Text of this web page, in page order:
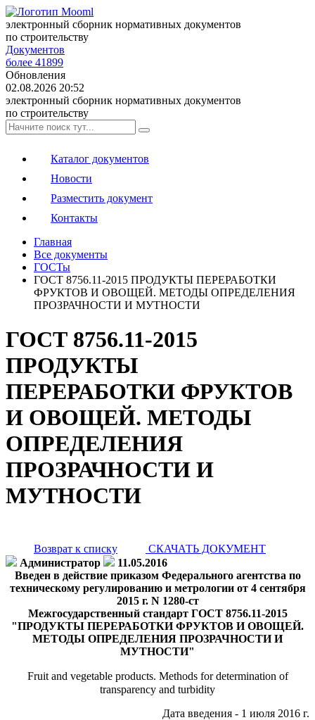
электронный сборник нормативных документов
по строительству
Документов
более 41899
Обновления
02.08.2026 20:52
электронный сборник нормативных документов
по строительству
Каталог документов
Новости
Разместить документ
Контакты
Главная
Все документы
ГОСТы
ГОСТ 8756.11-2015 ПРОДУКТЫ ПЕРЕРАБОТКИ
ФРУКТОВ И ОВОЩЕЙ. МЕТОДЫ ОПРЕДЕЛЕНИЯ
ПРОЗРАЧНОСТИ И МУТНОСТИ
ГОСТ 8756.11-2015
ПРОДУКТЫ
ПЕРЕРАБОТКИ ФРУКТОВ
И ОВОЩЕЙ. МЕТОДЫ
ОПРЕДЕЛЕНИЯ
ПРОЗРАЧНОСТИ И
МУТНОСТИ
Возврат к списку
СКАЧАТЬ ДОКУМЕНТ
Администратор
11.05.2016
Введен в действие приказом Федерального агентства по
техническому регулированию и метрологии от 4 сентября
2015 г. N 1280-ст
Межгосударственный стандарт ГОСТ 8756.11-2015
"ПРОДУКТЫ ПЕРЕРАБОТКИ ФРУКТОВ И ОВОЩЕЙ.
МЕТОДЫ ОПРЕДЕЛЕНИЯ ПРОЗРАЧНОСТИ И
МУТНОСТИ"
Fruit and vegetable products. Methods for determination of
transparency and turbidity
Дата введения - 1 июля 2016 г.